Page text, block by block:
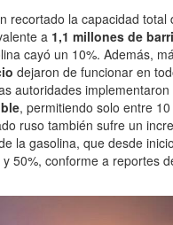
recortado la capacidad total
a 1,1 millones de
cayó un 10%. Además,
dejaron de funcionar en
autoridades implementaron
, permitiendo solo entre
ruso también sufre un
la gasolina, que desde
50%, conforme a reportes